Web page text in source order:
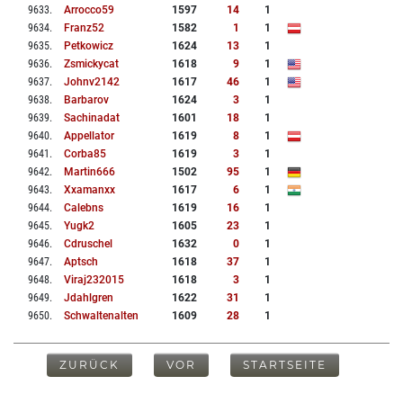
9633. Arrocco59 1597 14
1
9634. Franz52 1582 1
1
9635. Petkowicz 1624 13
1
9636. Zsmickycat 1618 9
1
9637. Johnv2142 1617 46
1
9638. Barbarov 1624 3
1
9639. Sachinadat 1601 18
1
9640. Appellator 1619 8
1
9641 . Corba85 1619 3
1
9642. Martin666 1502 95
1
9643. Xxamanxx 1617 6
1
9644. Calebns 1619 16
1
9645. Yugk2 1605 23
1
9646. Cdruschel 1632 0
1
9647. Aptsch 1618 37
1
9648. Viraj232015 1618 3
1
9649. Jdahlgren 1622 31
1
9650. Schwaltenalten 1609 28 1
ZURÜCK VOR STARTSEITE